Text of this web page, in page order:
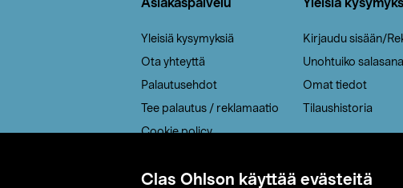
Clas Ohlson käyttää evästeitä
Asiakaspalvelu
Yleisiä kysymyksiä
Ota yhteyttä
Palautusehdot
Tee palautus / reklamaatio
Cookie policy
Saavutettavuus
Yleisiä
Kirjaudu sisään/
Unohtuiko
Omat tiedot
Tilaushistoria